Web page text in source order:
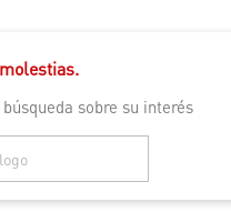
sobre su interés